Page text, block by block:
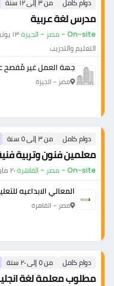
دوام كامل من ٣ إلى ١٢ سنة
مدرس لغة عربية
On-site - مصر - الجيزة ·١٣ يونيو ٢٠٢٦
التعليم والتدريب
جهة العمل غير مُفصح
مصر - الجيزة
دوام كامل من ٣ إلى ٥ سنة
معلمين فنون وتربية
On-site - مصر - القاهرة ·٢٠ مايو ٢٠٢٦
المعالي الابداعيه
مصر - القاهرة
دوام كامل من ٥ إلى ٢٠ سنة
مطلوب معلمة لغة